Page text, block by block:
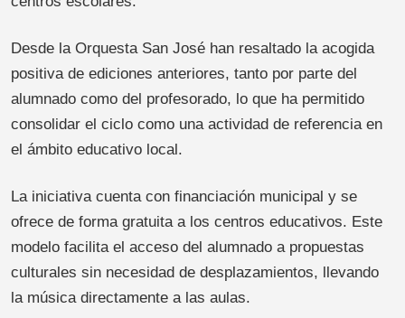
Desde la Orquesta San José han resaltado la acogida
positiva de ediciones anteriores, tanto por parte del
alumnado como del profesorado, lo que ha permitido
consolidar el ciclo como una actividad de referencia en
el ámbito educativo local.
La iniciativa cuenta con financiación municipal y se
ofrece de forma gratuita a los centros educativos. Este
modelo facilita el acceso del alumnado a propuestas
culturales sin necesidad de desplazamientos, llevando
la música directamente a las aulas.